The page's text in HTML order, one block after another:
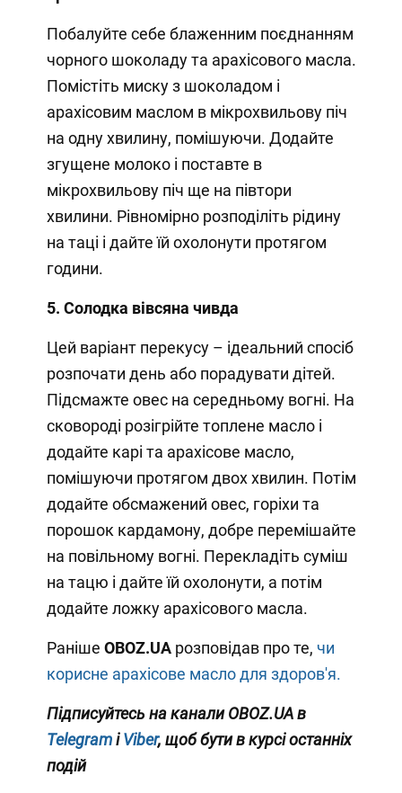
Побалуйте себе блаженним поєднанням
чорного шоколаду та арахісового масла.
Помістіть миску з шоколадом і
арахісовим маслом в мікрохвильову піч
на одну хвилину, помішуючи. Додайте
згущене молоко і поставте в
мікрохвильову піч ще на півтори
хвилини. Рівномірно розподіліть рідину
на таці і дайте їй охолонути протягом
години.
5. Солодка вівсяна чивда
Цей варіант перекусу – ідеальний спосіб
розпочати день або порадувати дітей.
Підсмажте овес на середньому вогні. На
сковороді розігрійте топлене масло і
додайте карі та арахісове масло,
помішуючи протягом двох хвилин. Потім
додайте обсмажений овес, горіхи та
порошок кардамону, добре перемішайте
на повільному вогні. Перекладіть суміш
на тацю і дайте їй охолонути, а потім
додайте ложку арахісового масла.
Раніше OBOZ.UA розповідав про те, чи
корисне арахісове масло для здоров'я.
Підписуйтесь на каналиOBOZ.UAв
TelegramіViber, щоб бути в курсі останніх
подій